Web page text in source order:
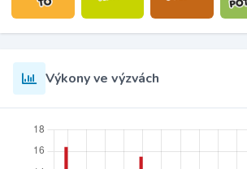
Výkony ve výzvách